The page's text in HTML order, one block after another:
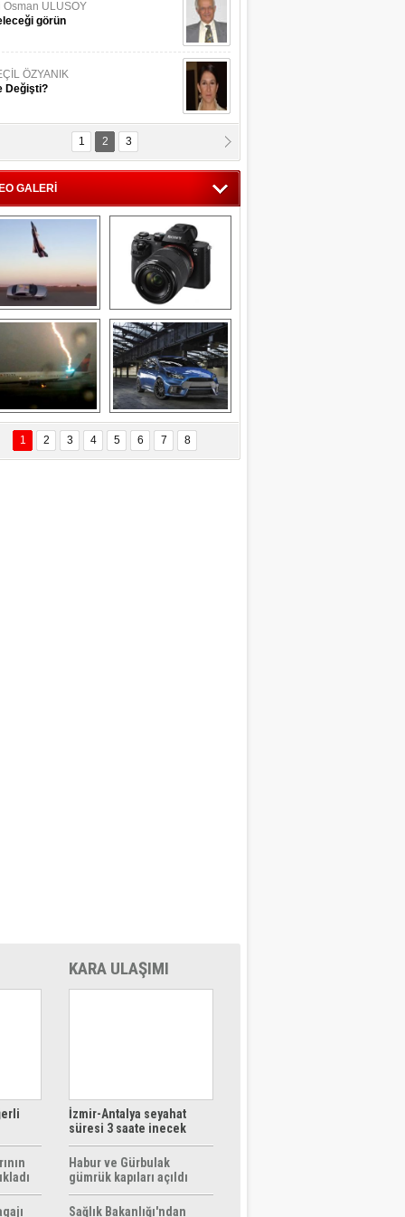
Osman ULUSOY
görün
ÖZYANIK
Değişti?
KÖYATASI
Vatan !
1 2 3
GALERİ
Savaş uçağı
pilotundan
muhteşem gösteri
Sony Alpha 7R II ön
inceleme
Delta uçağına
yıldırım çarptı
Ford Focus RS
(2015)
1 2 3 4 5 6 7 8
KARA ULAŞIMI
İzmir-Antalya seyahat
süresi 3 saate inecek
Habur ve Gürbulak
gümrük kapıları açıldı
Sağlık Bakanlığı'ndan